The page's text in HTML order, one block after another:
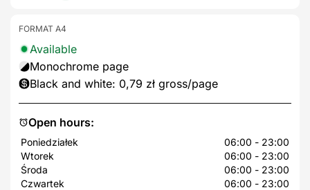
Open hours:
Poniedziałek
06:00 - 23:00
Wtorek
06:00 - 23:00
Środa
06:00 - 23:00
Czwartek
06:00 - 23:00
FORMAT A4
Available
Monochrome page
Black and white: 0,79 zł gross/page